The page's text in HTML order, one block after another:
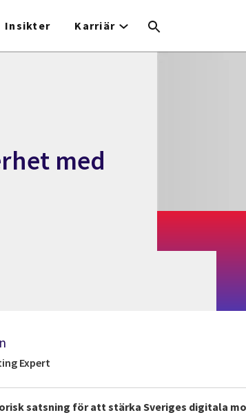
Insikter Karriär
med
Expert
satsning för att stärka Sveriges digitala